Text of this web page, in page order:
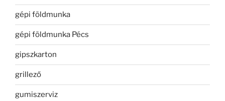
gépi földmunka
gépi földmunka Pécs
gipszkarton
grillező
gumiszerviz